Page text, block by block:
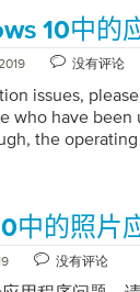
，Windows将
。但是，您可
将自动修复。
->“高级选项” -
示以前的还原
旧的点。它不
安全模式当
。通常的事情
趣的是，如果
因此，这是一
试自行启动后
可能会考虑用
将在此处列出
设置并更新
查BIOS（如果
测到您的驱动
。 为此，请访
序芯片组。 步
更新，请参
单击检查更新
以解决计算机
，您还可以
10中的
没有评论
issues,
who have been
the
to get this
a […]
中的照片
没有评论